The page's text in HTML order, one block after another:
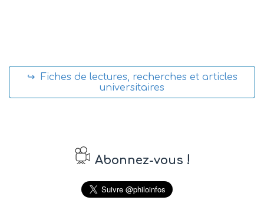
↪ Fiches de lectures, recherches et articles
universitaires
Abonnez-vous !